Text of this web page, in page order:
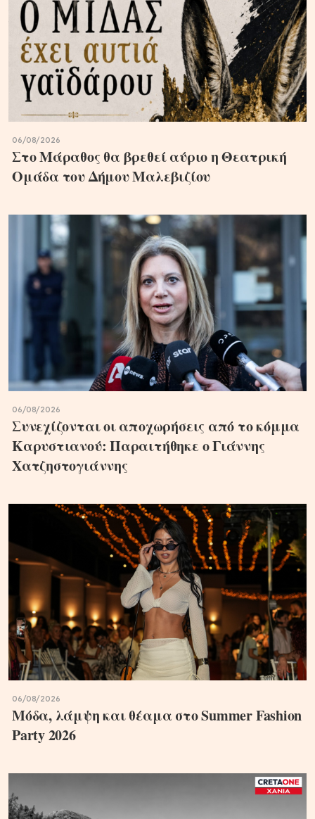
06/08/2026
Στο Μάραθος θα βρεθεί αύριο η Θεατρική
Ομάδα του Δήμου Μαλεβιζίου
06/08/2026
Συνεχίζονται οι αποχωρήσεις από το κόμμα
Καρυστιανού: Παραιτήθηκε ο Γιάννης
Χατζηστογιάννης
06/08/2026
Μόδα, λάμψη και θέαμα στο Summer Fashion
Party 2026